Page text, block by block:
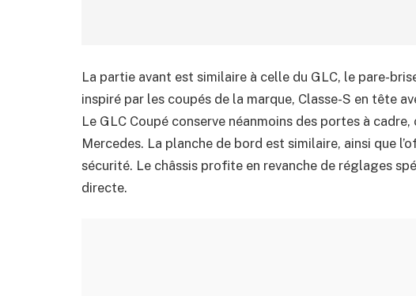
La partie avant est similaire à celle du GLC, le pare-
inspiré par les coupés de la marque, Classe-S en tête
Le GLC Coupé conserve néanmoins des portes à
Mercedes. La planche de bord est similaire, ainsi que
sécurité. Le châssis profite en revanche de réglages
directe.